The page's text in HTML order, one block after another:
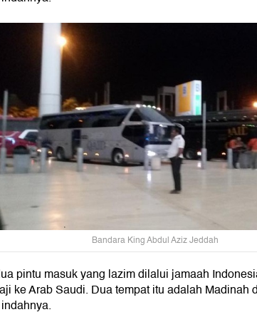
Bandara King Abdul Aziz Jeddah
pintu masuk yang lazim dilalui jamaah
ke Arab Saudi. Dua tempat itu adalah Madinah